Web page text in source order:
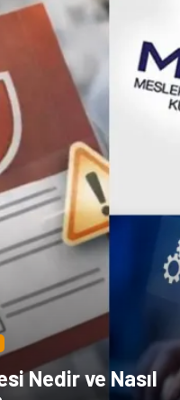
Nedir ve Nasıl